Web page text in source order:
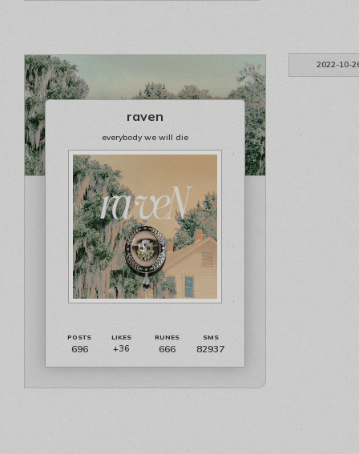
2022-10-
raven
everybody we will die
696 +36 666 82937